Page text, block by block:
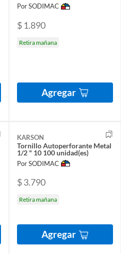
Por SODIMAC
$ 1.890
Retira mañana
Agregar
KARSON
Tornillo Autoperforante Metal
1/2 " 10 100 unidad(es)
Por SODIMAC
$ 3.790
Retira mañana
Agregar